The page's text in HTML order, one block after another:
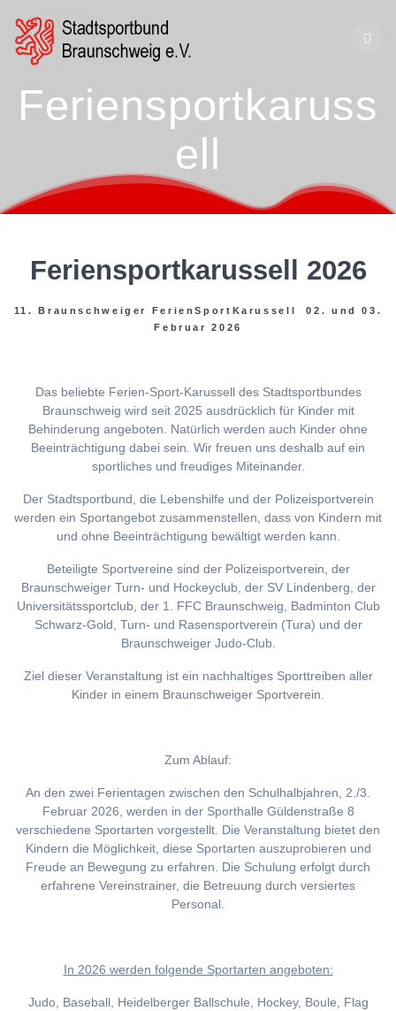
Feriensportkaruss
ell
Feriensportkarussell 2026
11. Braunschweiger FerienSportKarussell 02. und 03.
Februar 2026
Das beliebte Ferien-Sport-Karussell des Stadtsportbundes
Braunschweig wird seit 2025 ausdrücklich für Kinder mit
Behinderung angeboten. Natürlich werden auch Kinder ohne
Beeinträchtigung dabei sein. Wir freuen uns deshalb auf ein
sportliches und freudiges Miteinander.
Der Stadtsportbund, die Lebenshilfe und der Polizeisportverein
werden ein Sportangebot zusammenstellen, dass von Kindern mit
und ohne Beeinträchtigung bewältigt werden kann.
Beteiligte Sportvereine sind der Polizeisportverein, der
Braunschweiger Turn- und Hockeyclub, der SV Lindenberg, der
Universitätssportclub, der 1. FFC Braunschweig, Badminton Club
Schwarz-Gold, Turn- und Rasensportverein (Tura) und der
Braunschweiger Judo-Club.
Ziel dieser Veranstaltung ist ein nachhaltiges Sporttreiben aller
Kinder in einem Braunschweiger Sportverein.
Zum Ablauf:
An den zwei Ferientagen zwischen den Schulhalbjahren, 2./3.
Februar 2026, werden in der Sporthalle Güldenstraße 8
verschiedene Sportarten vorgestellt. Die Veranstaltung bietet den
Kindern die Möglichkeit, diese Sportarten auszuprobieren und
Freude an Bewegung zu erfahren. Die Schulung erfolgt durch
erfahrene Vereinstrainer, die Betreuung durch versiertes
Personal.
In 2026 werden folgende Sportarten angeboten:
Judo, Baseball, Heidelberger Ballschule, Hockey, Boule, Flag